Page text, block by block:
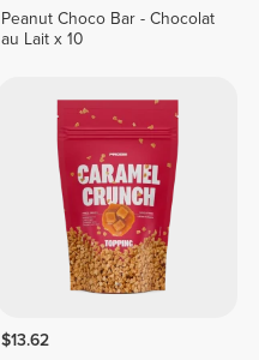
Peanut Choco Bar - Chocolat
au Lait x 10
$13.62